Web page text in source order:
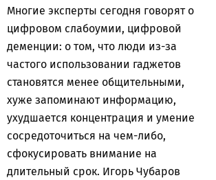
Многие эксперты сегодня говорят о
цифровом слабоумии, цифровой
деменции: о том, что люди из-за
частого использовании гаджетов
становятся менее общительными,
хуже запоминают информацию,
ухудшается концентрация и умение
сосредоточиться на чем-либо,
сфокусировать внимание на
длительный срок. Игорь Чубаров